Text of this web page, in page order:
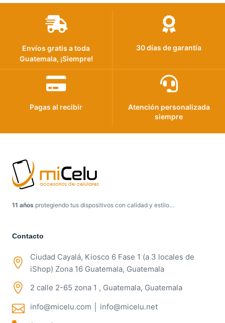
Envíos gratis a toda
Guatemala, ¡Siempre!
30 días de garantía
Pagas al recibir
Atención personalizada
siempre
11 años protegiendo tus dispositivos con calidad y estilo…
Contacto
Ciudad Cayalá, Kiosco 6 Fase 1 (a 3 locales de
iShop) Zona 16 Guatemala, Guatemala
2 calle 2-65 zona 1 , Guatemala, Guatemala
info@micelu.com │ info@micelu.net